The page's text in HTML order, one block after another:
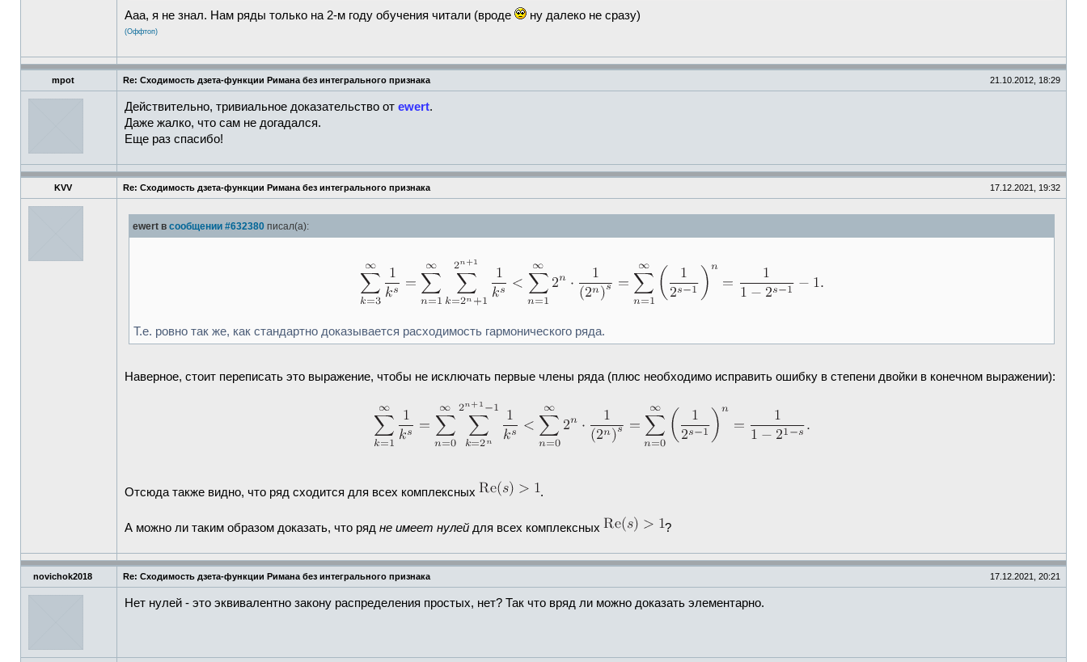
Ааа, я не знал. Нам ряды только на 2-м году обучения читали (вроде ну далеко не сразу)
(Оффтоп)
mpot Re: Сходимость дзета-функции Римана без интегрального признака 21.10.2012, 18:29
Действительно, тривиальное доказательство от ewert.
Даже жалко, что сам не догадался.
Еще раз спасибо!
KVV Re: Сходимость дзета-функции Римана без интегрального признака 17.12.2021, 19:32
ewert в сообщении #632380 писал(а):
Т.е. ровно так же, как стандартно доказывается расходимость гармонического ряда.
Наверное, стоит переписать это выражение, чтобы не исключать первые члены ряда (плюс необходимо исправить ошибку в степени двойки в конечном выражении):
Отсюда также видно, что ряд сходится для всех комплексных .
А можно ли таким образом доказать, что ряд не имеет нулей для всех комплексных ?
novichok2018 Re: Сходимость дзета-функции Римана без интегрального признака 17.12.2021, 20:21
Нет нулей - это эквивалентно закону распределения простых, нет? Так что вряд ли можно доказать элементарно.